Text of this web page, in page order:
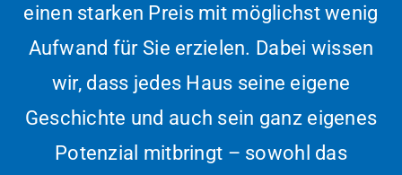
einen starken Preis mit möglichst wenig
Aufwand für Sie erzielen. Dabei wissen
wir, dass jedes Haus seine eigene
Geschichte und auch sein ganz eigenes
Potenzial mitbringt – sowohl das